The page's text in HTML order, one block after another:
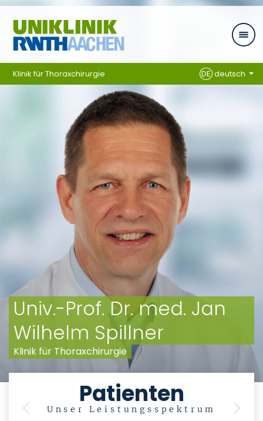
Zum Inhalt springen
Univ.-Prof. Dr. med. Jan
Wilhelm Spillner
Klinik für Thoraxchirurgie
Patienten
Unser Leistungsspektrum
Previous Next
Klinik für Thoraxchirurgie DEdeutsch